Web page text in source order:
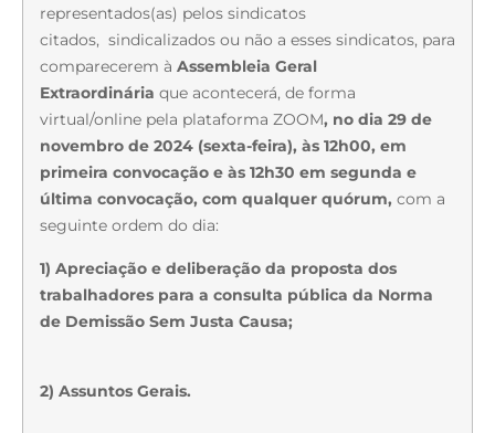
representados(as) pelos sindicatos
citados, sindicalizados ou não a esses sindicatos, para
comparecerem à Assembleia Geral
Extraordinária que acontecerá, de forma
virtual/online pela plataforma ZOOM, no dia 29 de
novembro de 2024 (sexta-feira), às 12h00, em
primeira convocação e às 12h30 em segunda e
última convocação, com qualquer quórum, com a
seguinte ordem do dia:
1) Apreciação e deliberação da proposta dos
trabalhadores para a consulta pública da Norma
de Demissão Sem Justa Causa;
2) Assuntos Gerais.